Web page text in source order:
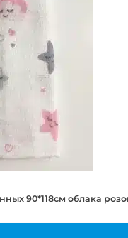
90*118см облака